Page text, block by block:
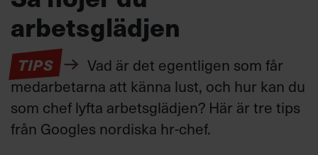
arbetsglädjen
TIPS
Vad är det egentligen som får
medarbetarna att känna lust, och hur kan du
som chef lyfta arbetsglädjen? Här är tre tips
från Googles nordiska hr-chef.